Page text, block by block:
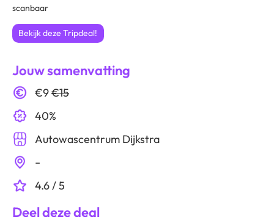
scanbaar
Bekijk deze Tripdeal!
Jouw samenvatting
€9€15
40%
Autowascentrum Dijkstra
-
4.6 / 5
Deel deze deal